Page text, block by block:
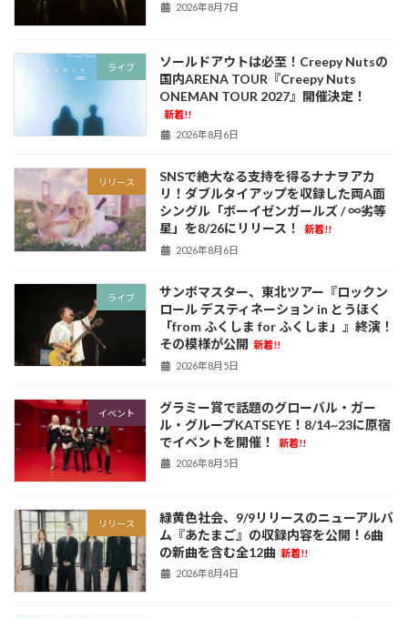
2026年8月7日
ライブ
ソールドアウトは必至！Creepy Nutsの
国内ARENA TOUR『Creepy Nuts
ONEMAN TOUR 2027』開催決定！
新着!!
2026年8月6日
リリース
SNSで絶大なる支持を得るナナヲアカ
リ！ダブルタイアップを収録した両A面
シングル「ボーイゼンガールズ / ∞劣等
星」を8/26にリリース！
新着!!
2026年8月6日
ライブ
サンボマスター、東北ツアー『ロックン
ロール デスティネーション in とうほく
「from ふくしま for ふくしま」』終演！
その模様が公開 新着!!
2026年8月5日
イベント
グラミー賞で話題のグローバル・ガー
ル・グループKATSEYE！8/14~23に原宿
でイベントを開催！
新着!!
2026年8月5日
リリース
緑黄色社会、9/9リリースのニューアルバ
ム『あたまご』の収録内容を公開！6曲
の新曲を含む全12曲 新着!!
2026年8月4日